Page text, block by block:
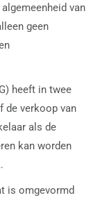
van
geen
heeft in twee
de verkoop van
als de
kan worden
is omgevormd